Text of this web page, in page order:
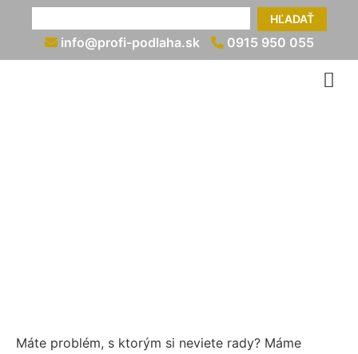
HĽADAŤ
info@profi-podlaha.sk 0915 950 055
Máte problém, s ktorým si neviete rady? Máme